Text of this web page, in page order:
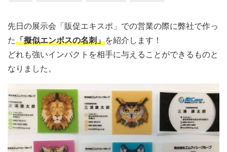
先日の展示会「販促エキスポ」での営業の際に弊社で作っ
た「擬似エンボスの名刺」を紹介します！
どれも強いインパクトを相手に与えることができるものと
なりました。